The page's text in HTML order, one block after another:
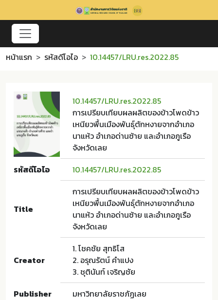
หน้าแรก รหัสดีโอไอ 10.14457/LRU.res.2022.85
10.14457/LRU.res.2022.85
การเปรียบเทียบผลผลิตของข้าวโพดข้าว
เหนียวพื้นเมืองพันธุ์ตักหงายจากอำเภอ
นาแห้ว อำเภอด่านซ้าย และอำเภอภูเรือ
จังหวัดเลย
รหัสดีโอไอ
10.14457/LRU.res.2022.85
Title
การเปรียบเทียบผลผลิตของข้าวโพดข้าว
เหนียวพื้นเมืองพันธุ์ตักหงายจากอำเภอ
นาแห้ว อำเภอด่านซ้าย และอำเภอภูเรือ
จังหวัดเลย
Creator
1. โชคชัย สุทธิโส
2. อรุณรัตน์ คำแปง
3. ชุตินันท์ เจริญชัย
Publisher
มหาวิทยาลัยราชภัฏเลย